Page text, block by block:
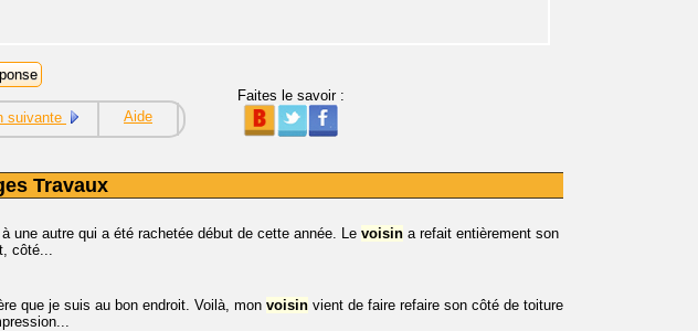
suivante Aide
Faites le savoir :
Travaux
à une autre qui a été rachetée début de cette année. Le voisin a refait entièrement son
côté...
que je suis au bon endroit. Voilà, mon voisin vient de faire refaire son côté de toiture